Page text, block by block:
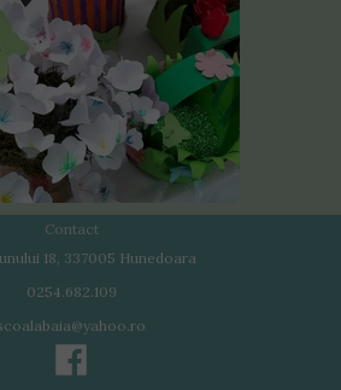
Contact
18, 337005 Hunedoara
0254.682.109